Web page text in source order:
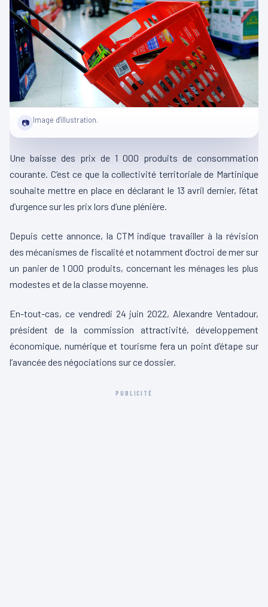
📷 Image d'illustration.
Une baisse des prix de 1 000 produits de consommation
courante. C’est ce que la collectivité territoriale de Martinique
souhaite mettre en place en déclarant le 13 avril dernier, l’état
d’urgence sur les prix lors d’une plénière.
Depuis cette annonce, la CTM indique travailler à la révision
des mécanismes de fiscalité et notamment d’octroi de mer sur
un panier de 1 000 produits, concernant les ménages les plus
modestes et de la classe moyenne.
En-tout-cas, ce vendredi 24 juin 2022, Alexandre Ventadour,
président de la commission attractivité, développement
économique, numérique et tourisme fera un point d’étape sur
l’avancée des négociations sur ce dossier.
PUBLICITÉ